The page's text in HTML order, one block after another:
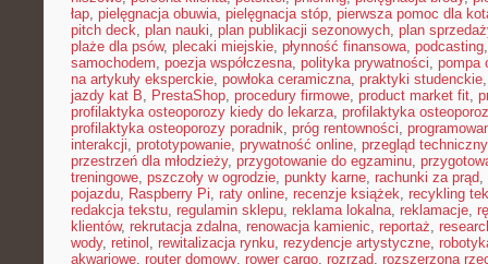
łap, pielęgnacja obuwia, pielęgnacja stóp, pierwsza pomoc dla
pitch deck, plan nauki, plan publikacji sezonowych, plan
plaże dla psów, plecaki miejskie, płynność finansowa, podcasting
samochodem, poezja współczesna, polityka prywatności, pompa
na artykuły eksperckie, powłoka ceramiczna, praktyki studenckie
jazdy kat B, PrestaShop, procedury firmowe, product market fit,
profilaktyka osteoporozy kiedy do lekarza, profilaktyka
profilaktyka osteoporozy poradnik, próg rentowności,
interakcji, prototypowanie, prywatność online, przegląd techniczny
przestrzeń dla młodzieży, przygotowanie do egzaminu,
treningowe, pszczoły w ogrodzie, punkty karne, rachunki za prąd,
pojazdu, Raspberry Pi, raty online, recenzje książek, recykling
redakcja tekstu, regulamin sklepu, reklama lokalna, reklamacje,
klientów, rekrutacja zdalna, renowacja kamienic, reportaż,
wody, retinol , rewitalizacja rynku, rezydencje artystyczne,
akwariowe, router domowy, rower cargo, rozrząd, rozszerzona